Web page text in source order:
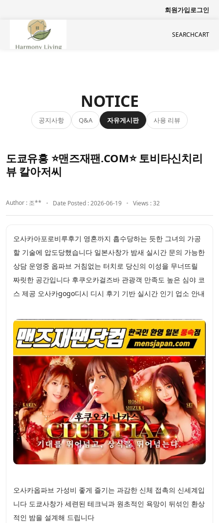
회원가입로그인
SEARCHCART
NOTICE
공지사항 Q&A 자유게시판 사용 리뷰
도쿄유흥 ⭐맨즈재팬.COM⭐ 토비타신치리
뷰 칼아저씨
Author : 조** Date Posted : 2026-06-19 Views : 32
오사카아포로비루후기 영혼까지 흡수당하는 듯한 그녀의 가공
할 기술에 압도당했습니다 일본사창가 밤새 실시간 문의 가능한
상담 운영중 옵파브 거침없는 터치로 당신의 이성을 무너뜨릴
짜릿한 공간입니다 후쿠오카걸즈바 관광객 만족도 높은 심야 코
스 제공 오사카gogo디시 디시 후기 기반 실시간 인기 업소 안내
오사카옵파브 가성비 좋게 즐기는 과감한 신체 접촉의 신세계입
니다 도쿄사창가 세련된 테크닉과 원초적인 욕망이 뒤섞인 환상
적인 밤을 설계해 드립니다